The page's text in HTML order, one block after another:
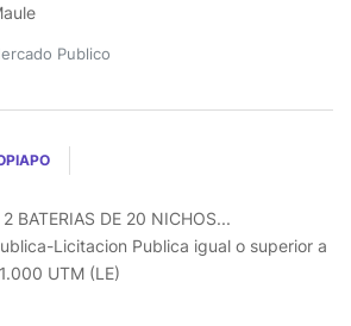
Publico
BATERIAS DE 20 NICHOS...
Licitacion Publica igual o superior a
UTM (LE)